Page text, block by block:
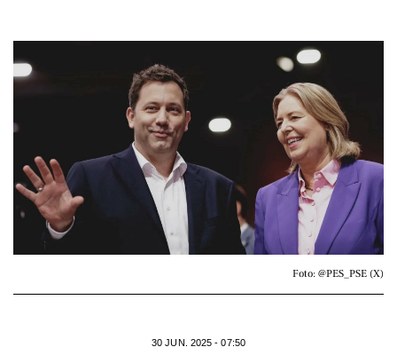
Foto: @PES_PSE (X)
30 JUN. 2025 - 07:50